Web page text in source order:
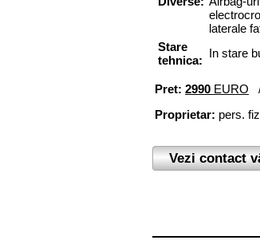
laterale
Stare
tehnica:
In stare
Pret: 2990 EURO
Proprietar: pers.
Vezi contact